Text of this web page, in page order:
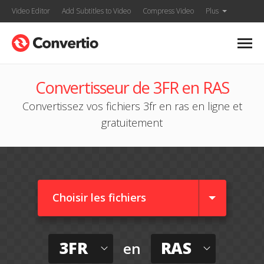
Video Editor Add Subtitles to Video Compress Video Plus
Convertisseur de 3FR en RAS
Convertissez vos fichiers 3fr en ras en ligne et
gratuitement
Choisir les fichiers
3FR en RAS